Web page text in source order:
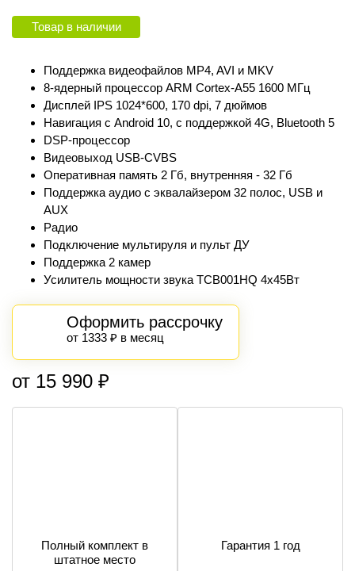
Товар в наличии
Поддержка видеофайлов MP4, AVI и MKV
8-ядерный процессор ARM Cortex‑A55 1600 МГц
Дисплей IPS 1024*600, 170 dpi, 7 дюймов
Навигация с Android 10, с поддержкой 4G, Bluetooth 5
DSP-процессор
Видеовыход USB-CVBS
Оперативная память 2 Гб, внутренняя - 32 Гб
Поддержка аудио с эквалайзером 32 полос, USB и
AUX
Радио
Подключение мультируля и пульт ДУ
Поддержка 2 камер
Усилитель мощности звука TCB001HQ 4х45Вт
Оформить рассрочку
от 1333 ₽ в месяц
от 15 990 ₽
Полный комплект в
штатное место
Гарантия 1 год